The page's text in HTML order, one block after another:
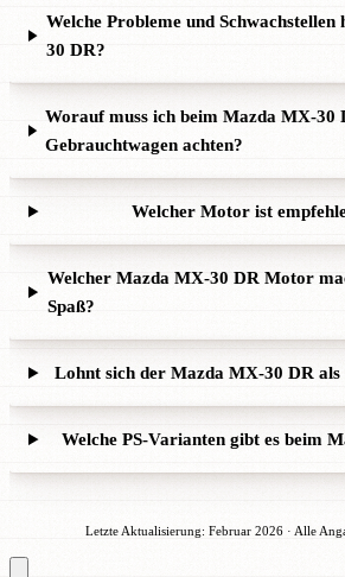
Welche Probleme und
30 DR?
Worauf muss ich beim Mazda MX-30
Gebrauchtwagen achten?
Welcher Motor ist
Welcher Mazda MX-30 DR Motor
Spaß?
Lohnt sich der Mazda MX-30 DR als
Welche PS-Varianten gibt es beim
Letzte Aktualisierung: Februar 2026 · Alle